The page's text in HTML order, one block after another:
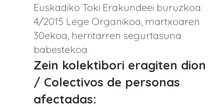
Euskadiko Toki Erakundeei buruzkoa.
4/2015 Lege Organikoa, martxoaren
30ekoa, herritarren segurtasuna
babestekoa
Zein kolektibori eragiten dion
/ Colectivos de personas
afectadas: